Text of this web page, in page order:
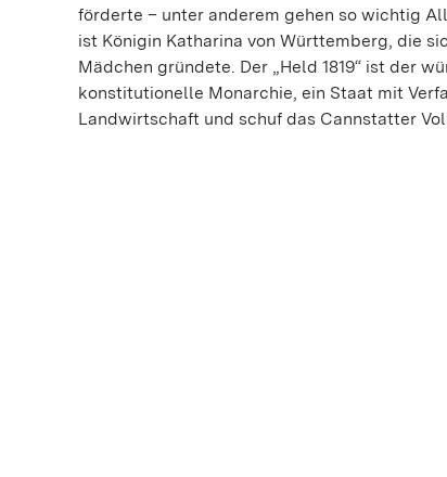
förderte – unter anderem gehen so wichtig
ist Königin Katharina von Württemberg, die
Mädchen gründete. Der „Held 1819“ ist der
konstitutionelle Monarchie, ein Staat mit
Landwirtschaft und schuf das Cannstatter